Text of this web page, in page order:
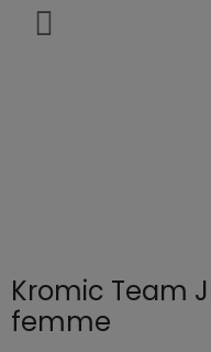
Kromic Team
femme